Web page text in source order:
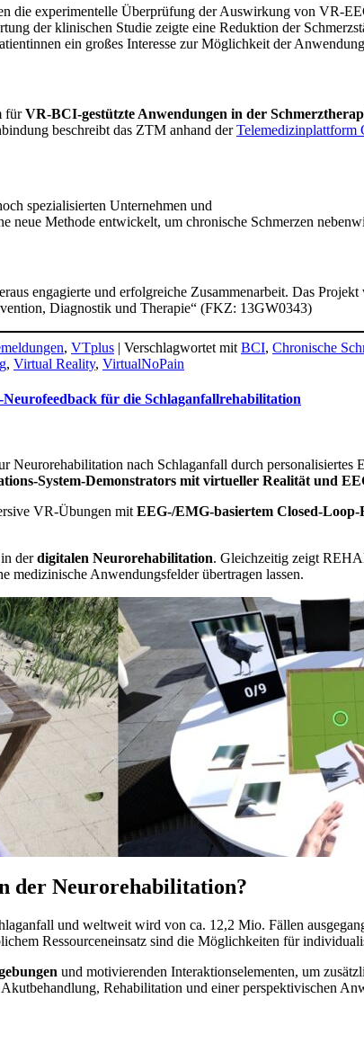
die experimentelle Überprüfung der Auswirkung von VR-
der klinischen Studie zeigte eine Reduktion der
ein großes Interesse zur Möglichkeit der
fürVR-BCI-gestützte Anwendungen in der
beschreibt das ZTM anhand derTelemedizinplattform
spezialisierten Unternehmen und
neue Methode entwickelt, um chronische Schmerzen
engagierte und erfolgreiche Zusammenarbeit. Das
Diagnostik und Therapie“ (FKZ: 13GW0343)
, VTplus | Verschlagwortet mit BCI, Chronische
, Virtual Reality, VirtualNoPain
für die Schlaganfallrehabilitation
Neurorehabilitation nach Schlaganfall durch
System-Demonstrators mit virtueller Realität und
VR-Übungen mit EEG-/EMG-basiertem Closed-Loop-
derdigitalen Neurorehabilitation. Gleichzeitig zeigt
medizinische Anwendungsfelder übertragen lassen.
der Neurorehabilitation?
und weltweit wird von ca. 12,2 Mio. Fällen
Ressourceneinsatz sind die Möglichkeiten für
und motivierenden Interaktionselementen, um
Rehabilitation und einer perspektivischen